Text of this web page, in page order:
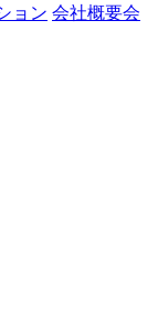
ョン 会社概要会